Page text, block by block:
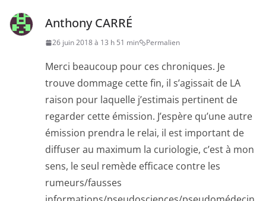
Anthony CARRÉ
26 juin 2018 à 13 h 51 min Permalien
Merci beaucoup pour ces chroniques. Je
trouve dommage cette fin, il s’agissait de LA
raison pour laquelle j’estimais pertinent de
regarder cette émission. J’espère qu’une autre
émission prendra le relai, il est important de
diffuser au maximum la curiologie, c’est à mon
sens, le seul remède efficace contre les
rumeurs/fausses